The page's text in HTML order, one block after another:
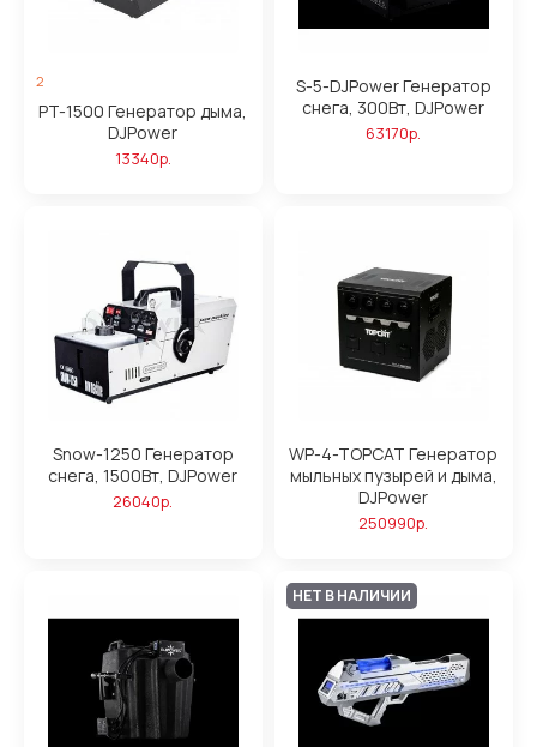
2
PT-1500 Генератор дыма,
DJPower
13340р.
S-5-DJPower Генератор
снега, 300Вт, DJPower
63170р.
Snow-1250 Генератор
снега, 1500Вт, DJPower
26040р.
WP-4-TOPCAT Генератор
мыльных пузырей и дыма,
DJPower
250990р.
НЕТ В НАЛИЧИИ